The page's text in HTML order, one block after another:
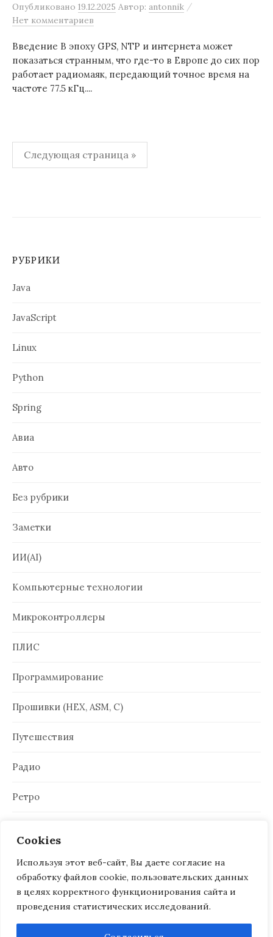
Cookies
Используя этот веб-сайт, Вы даете согласие на
обработку файлов cookie, пользовательских данных
в целях корректного функционирования сайта и
проведения статистических исследований.
Опубликовано 19.12.2025 Автор: antonnik /
Нет комментариев
Введение В эпоху GPS, NTP и интернета может
показаться странным, что где-то в Европе до сих пор
работает радиомаяк, передающий точное время на
частоте 77.5 кГц....
Пагинация
записей
Следующая страница »
РУБРИКИ
Java
JavaScript
Linux
Python
Spring
Авиа
Авто
Без рубрики
Заметки
ИИ(AI)
Компьютерные технологии
Микроконтроллеры
ПЛИС
Программирование
Прошивки (HEX, ASM, C)
Путешествия
Радио
Ретро